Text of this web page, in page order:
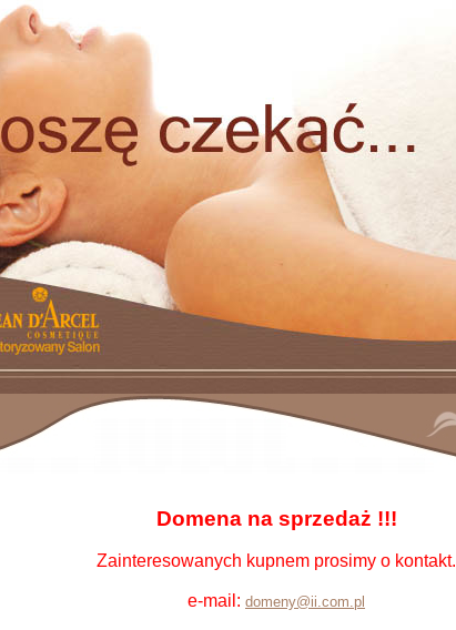
Domena na sprzedaż !!!
Zainteresowanych kupnem prosimy o kontakt.
e-mail: domeny@ii.com.pl